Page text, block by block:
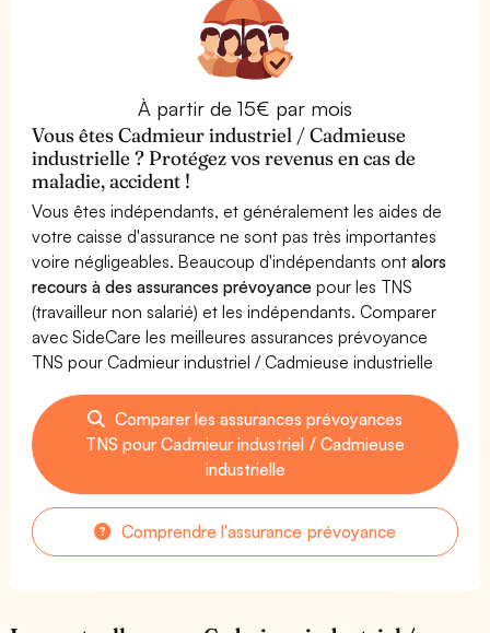
À partir de 15€ par mois
Vous êtes Cadmieur industriel / Cadmieuse
industrielle ? Protégez vos revenus en cas de
maladie, accident !
Vous êtes indépendants, et généralement les aides de
votre caisse d'assurance ne sont pas très importantes
voire négligeables. Beaucoup d'indépendants ontalors
recours à des assurances prévoyance pour les TNS
(travailleur non salarié) et les indépendants. Comparer
avec SideCare les meilleures assurances prévoyance
TNS pour Cadmieur industriel / Cadmieuse industrielle
Comparer les assurances prévoyances
TNS pour Cadmieur industriel / Cadmieuse
industrielle
Comprendre l'assurance prévoyance